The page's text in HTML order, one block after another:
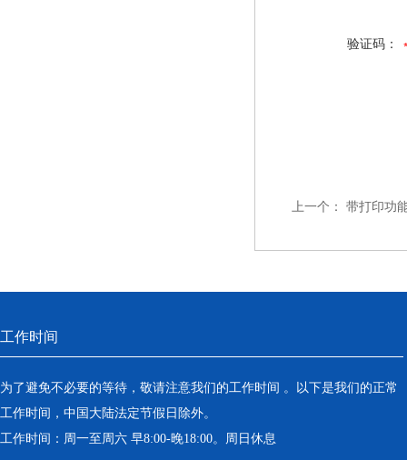
验证码：
上一个： 带打印功
工作时间
为了避免不必要的等待，敬请注意我们的工作时间 。以下是我们的正常
工作时间，中国大陆法定节假日除外。
工作时间：周一至周六 早8:00-晚18:00。周日休息